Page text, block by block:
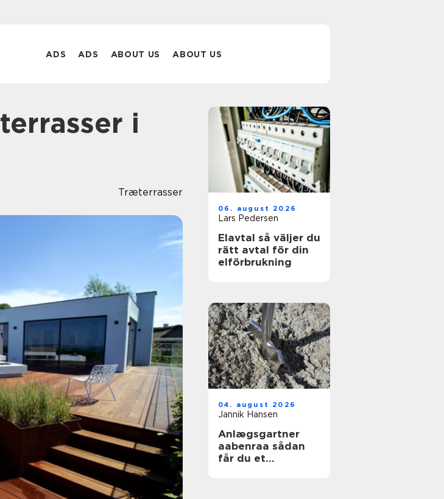
ADS ADS ABOUT US ABOUT US
Træterrasser
06. august 2026
Lars Pedersen
Elavtal så väljer du
rätt avtal för din
elförbrukning
04. august 2026
Jannik Hansen
Anlægsgartner
aabenraa sådan
får du et